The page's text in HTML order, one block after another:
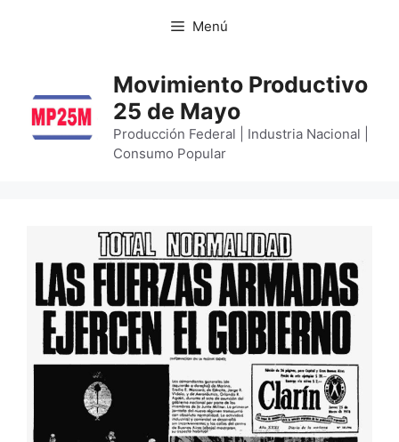
Menú
Movimiento Productivo
25 de Mayo
Producción Federal | Industria Nacional |
Consumo Popular